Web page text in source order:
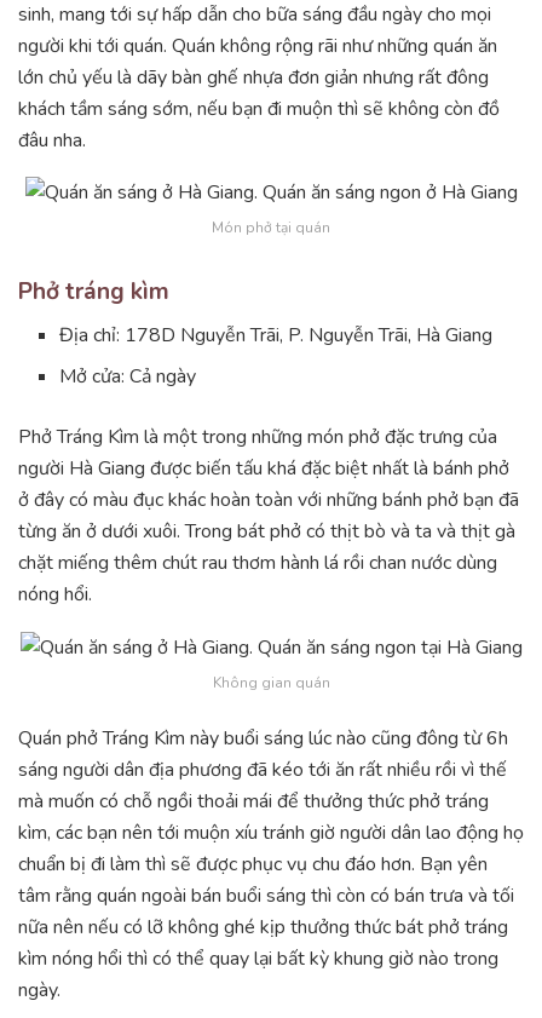
sinh, mang tới sự hấp dẫn cho bữa sáng đầu ngày cho mọi
người khi tới quán. Quán không rộng rãi như những quán ăn
lớn chủ yếu là dãy bàn ghế nhựa đơn giản nhưng rất đông
khách tầm sáng sớm, nếu bạn đi muộn thì sẽ không còn đồ
đâu nha.
Món phở tại quán
Phở tráng kìm
Địa chỉ: 178D Nguyễn Trãi, P. Nguyễn Trãi, Hà Giang
Mở cửa: Cả ngày
Phở Tráng Kìm là một trong những món phở đặc trưng của
người Hà Giang được biến tấu khá đặc biệt nhất là bánh phở
ở đây có màu đục khác hoàn toàn với những bánh phở bạn đã
từng ăn ở dưới xuôi. Trong bát phở có thịt bò và ta và thịt gà
chặt miếng thêm chút rau thơm hành lá rồi chan nước dùng
nóng hổi.
Không gian quán
Quán phở Tráng Kìm này buổi sáng lúc nào cũng đông từ 6h
sáng người dân địa phương đã kéo tới ăn rất nhiều rồi vì thế
mà muốn có chỗ ngồi thoải mái để thưởng thức phở tráng
kìm, các bạn nên tới muộn xíu tránh giờ người dân lao động họ
chuẩn bị đi làm thì sẽ được phục vụ chu đáo hơn. Bạn yên
tâm rằng quán ngoài bán buổi sáng thì còn có bán trưa và tối
nữa nên nếu có lỡ không ghé kịp thưởng thức bát phở tráng
kìm nóng hổi thì có thể quay lại bất kỳ khung giờ nào trong
ngày.